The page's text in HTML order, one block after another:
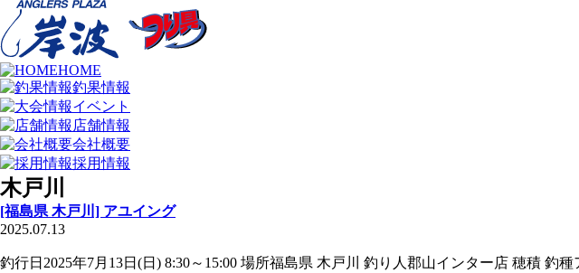
HOME
釣果情報
イベント
店舗情報
会社概要
採用情報
木戸川
[福島県 木戸川] アユイング
2025.07.13
釣行日2025年7月13日(日) 8:30～15:00 場所福島県 木戸川 釣り人郡山インター店 穂